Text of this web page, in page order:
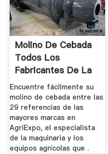
Molino De Cebada
Todos Los
Fabricantes De La
Agricultura ...
Encuentre fácilmente su
molino de cebada entre las
29 referencias de las
mayores marcas en
AgriExpo, el especialista
de la maquinaria y los
equipos agrícolas que .